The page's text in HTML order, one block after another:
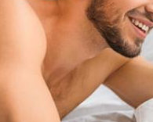
dengue,
: que se passe-
le sud de la